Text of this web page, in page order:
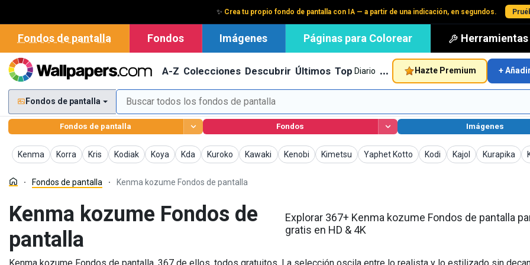
✨ Crea tu propio fondo de pantalla con IA — a partir de una indicación, en segundos.
Fondos de pantalla Fondos Imágenes Páginas para Colorear
A-Z Colecciones Descubrir Últimos Top Diario … Hazte Premium +
Fondos de pantalla
Fondos de pantalla Fondos Imágenes
Kenma
Fondos de pantalla
Korra
Fondos de pantalla
Kris
Fondos de pantalla
Kodiak
Fondos de pantalla
Koya
Fondos de pantalla
Kda
Fondos de pantalla
Kuroko
Fondos de pantalla
Kawaki
Fondos de pantalla
Kenobi
Fondos de pantalla
Kimetsu
Fondos de pantalla
Yaphet Kotto
Fondos de pantallaKodi
Fondos de pantalla
Kajol
Fondos de pantalla
Kurapika
Fondos de
Fondos de pantalla Kenma kozume Fondos de pantalla
Kenma kozume Fondos de
pantalla
Explorar 367+ Kenma kozume Fondos de pantalla
gratis en HD & 4K